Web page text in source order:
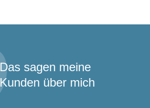
Das sagen meine
Kunden über mich